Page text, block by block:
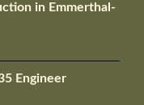
in Emmerthal-
Engineer